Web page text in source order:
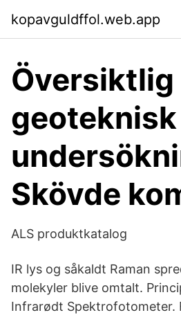
kopavguldffol.web.app
Översiktlig
geoteknisk
Skövde
ALS produktkatalog
IR lys og såkaldt Raman
molekyler blive omtalt.
Infrarødt Spektrofotometer.